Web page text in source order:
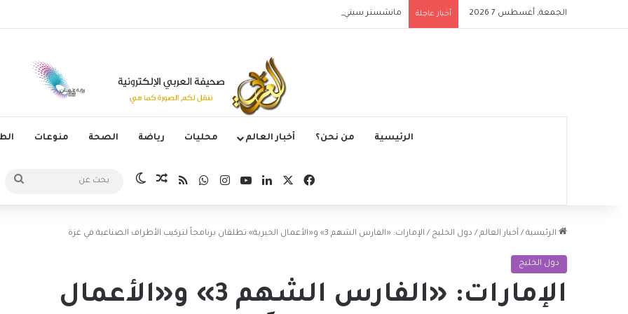
الجمعة, أغسطس 7 2026 أخبار عاجلة مانشستر سيتي يتجاوز نجوم الدوري الكوري بثلاثية في أول انتصار تحت قيادة ماريسكا
الرئيسية من نحن؟ أخبار العالم محليات رياضة الصحة منوعات
فيسبوكلينكدإن‫YouTubeانستقرام
واتسابملخص الموقع RSS
مقال عشوائي
الوضع المظلم
عن
الرئيسية / أخبار العالم / دول الخليج / الإمارات: «الفارس الشهم 3» و«الأعمال الخيرية» تطلقان برنامجاً لتركيب الأطراف الصناعية في غزة
دول الخليج
الإمارات: «الفارس الشهم 3» و«الأعمال